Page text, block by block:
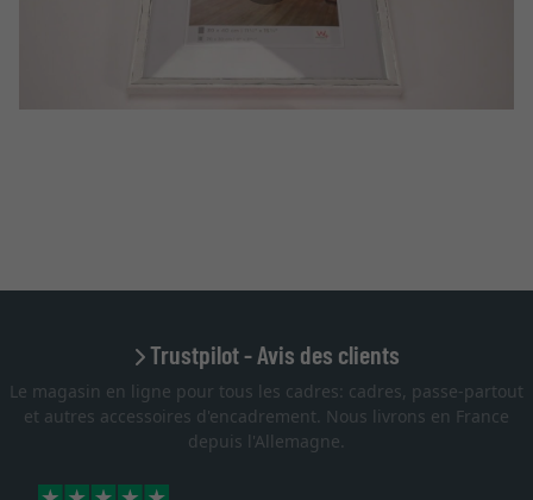
Trustpilot - Avis des clients
Le magasin en ligne pour tous les cadres: cadres, passe-partout
et autres accessoires d'encadrement. Nous livrons en France
depuis l'Allemagne.